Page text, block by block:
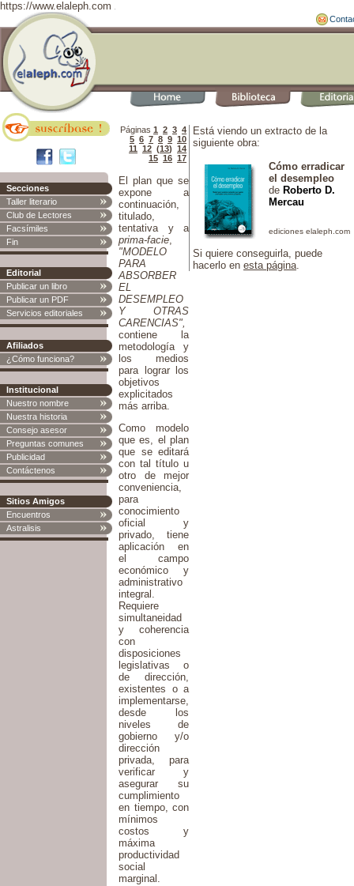
https://www.elaleph.com
Secciones
Taller literario
Club de Lectores
Facsímiles
Fin
Editorial
Publicar un libro
Publicar un PDF
Servicios editoriales
Afiliados
¿Cómo funciona?
Institucional
Nuestro nombre
Nuestra historia
Consejo asesor
Preguntas comunes
Publicidad
Contáctenos
Sitios Amigos
Encuentros
Astralisis
Páginas 1 2 3 4
5 6 7 8 9 10
11 12 (13) 14
15 16 17
El plan que se
expone a
continuación,
titulado,
tentativa y a
prima-facie,
"MODELO
PARA
ABSORBER
EL
DESEMPLEO
Y OTRAS
CARENCIAS",
contiene la
metodología y
los medios
para lograr los
objetivos
explicitados
más arriba.
Como modelo
que es, el plan
que se editará
con tal título u
otro de mejor
conveniencia,
para
conocimiento
oficial y
privado, tiene
aplicación en
el campo
económico y
administrativo
integral.
Requiere
simultaneidad
y coherencia
con
disposiciones
legislativas o
de dirección,
existentes o a
implementarse,
desde los
niveles de
gobierno y/o
dirección
privada, para
verificar y
asegurar su
cumplimiento
en tiempo, con
mínimos
costos y
máxima
productividad
social
marginal.
Está viendo un extracto de la
siguiente obra:
Cómo erradicar
el desempleo
de Roberto D.
Mercau
Si quiere conseguirla, puede
hacerlo en esta página.